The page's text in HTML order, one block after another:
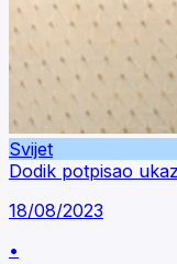
Svijet
Dodik potpisao
18/08/2023
•